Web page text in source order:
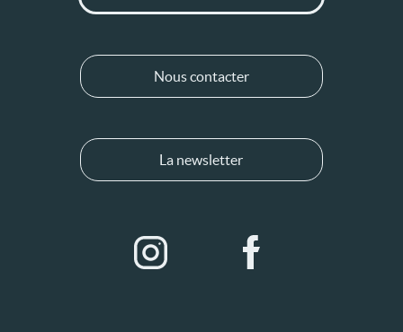
Nous contacter
La newsletter